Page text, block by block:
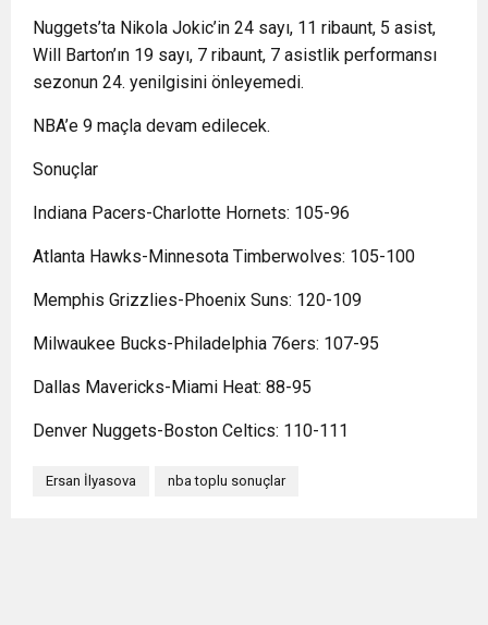
Nuggets’ta Nikola Jokic’in 24 sayı, 11 ribaunt, 5 asist,
Will Barton’ın 19 sayı, 7 ribaunt, 7 asistlik performansı
sezonun 24. yenilgisini önleyemedi.
NBA’e 9 maçla devam edilecek.
Sonuçlar
Indiana Pacers-Charlotte Hornets: 105-96
Atlanta Hawks-Minnesota Timberwolves: 105-100
Memphis Grizzlies-Phoenix Suns: 120-109
Milwaukee Bucks-Philadelphia 76ers: 107-95
Dallas Mavericks-Miami Heat: 88-95
Denver Nuggets-Boston Celtics: 110-111
Ersan İlyasova nba toplu sonuçlar